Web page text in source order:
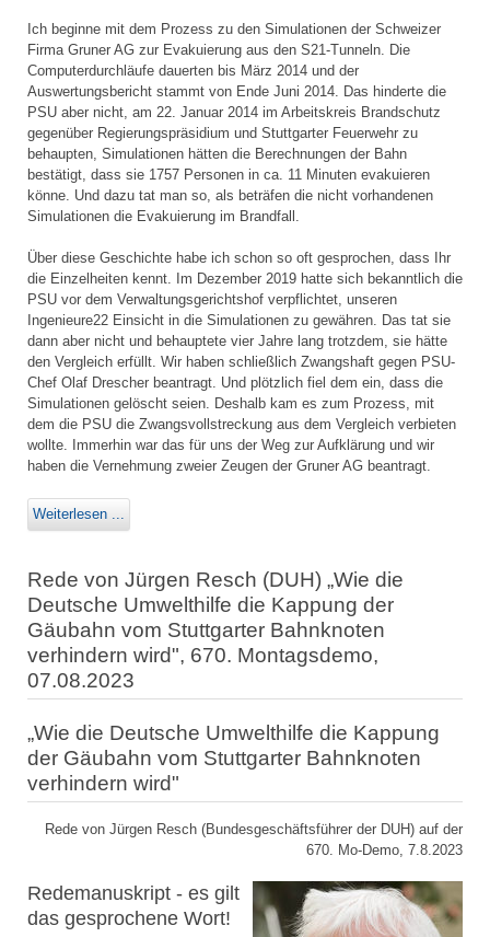
Ich beginne mit dem Prozess zu den Simulationen der Schweizer
Firma Gruner AG zur Evakuierung aus den S21-Tunneln. Die
Computerdurchläufe dauerten bis März 2014 und der
Auswertungsbericht stammt von Ende Juni 2014. Das hinderte die
PSU aber nicht, am 22. Januar 2014 im Arbeitskreis Brandschutz
gegenüber Regierungspräsidium und Stuttgarter Feuerwehr zu
behaupten, Simulationen hätten die Berechnungen der Bahn
bestätigt, dass sie 1757 Personen in ca. 11 Minuten evakuieren
könne. Und dazu tat man so, als beträfen die nicht vorhandenen
Simulationen die Evakuierung im Brandfall.
Über diese Geschichte habe ich schon so oft gesprochen, dass Ihr
die Einzelheiten kennt. Im Dezember 2019 hatte sich bekanntlich die
PSU vor dem Verwaltungsgerichtshof verpflichtet, unseren
Ingenieure22 Einsicht in die Simulationen zu gewähren. Das tat sie
dann aber nicht und behauptete vier Jahre lang trotzdem, sie hätte
den Vergleich erfüllt. Wir haben schließlich Zwangshaft gegen PSU-
Chef Olaf Drescher beantragt. Und plötzlich fiel dem ein, dass die
Simulationen gelöscht seien. Deshalb kam es zum Prozess, mit
dem die PSU die Zwangsvollstreckung aus dem Vergleich verbieten
wollte. Immerhin war das für uns der Weg zur Aufklärung und wir
haben die Vernehmung zweier Zeugen der Gruner AG beantragt.
Weiterlesen ...
Rede von Jürgen Resch (DUH) „Wie die
Deutsche Umwelthilfe die Kappung der
Gäubahn vom Stuttgarter Bahnknoten
verhindern wird", 670. Montagsdemo,
07.08.2023
„Wie die Deutsche Umwelthilfe die Kappung
der Gäubahn vom Stuttgarter Bahnknoten
verhindern wird"
Rede von Jürgen Resch (Bundesgeschäftsführer der DUH) auf der
670. Mo-Demo, 7.8.2023
Redemanuskript - es gilt
das gesprochene Wort!